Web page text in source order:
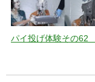
パイ投げ体験その62